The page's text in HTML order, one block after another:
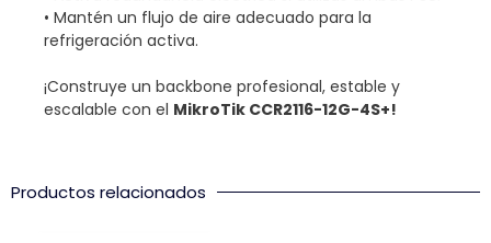
• Mantén un flujo de aire adecuado para la
refrigeración activa.
¡Construye un backbone profesional, estable y
escalable con el MikroTik CCR2116-12G-4S+!
Productos relacionados